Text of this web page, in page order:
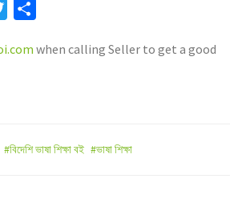
Twitter
when calling Seller to get a good
#বিদেশি ভাষা শিক্ষা বই #ভাষা শিক্ষা